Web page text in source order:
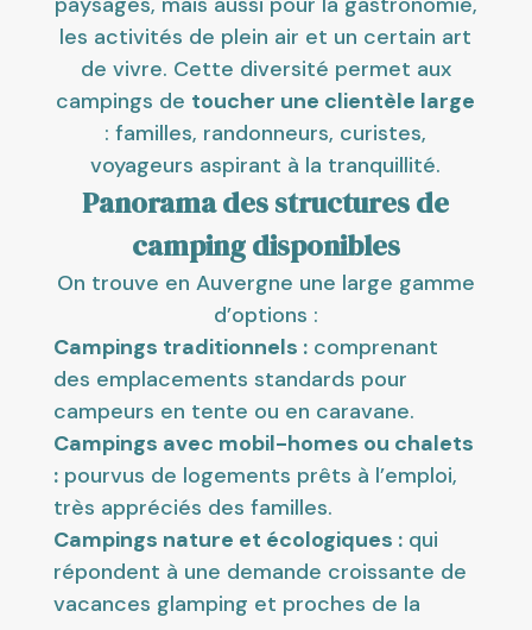
les activités de plein air et un certain art
de vivre. Cette diversité permet aux
campings de toucher une clientèle large
: familles, randonneurs, curistes,
voyageurs aspirant à la tranquillité.
Panorama des structures de
camping disponibles
On trouve en Auvergne une large gamme
d’options :
Campings traditionnels :comprenant
des emplacements standards pour
campeurs en tente ou en caravane.
Campings avec mobil-homes ou chalets
:pourvus de logements prêts à l’emploi,
très appréciés des familles.
Campings nature et écologiques :qui
répondent à une demande croissante de
vacances glamping et proches de la